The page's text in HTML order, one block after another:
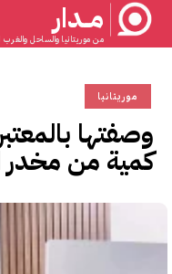
مــدار
من موريتانيا والساحل والغرب
موريتانيا
وصفتها
كمية من مخدر